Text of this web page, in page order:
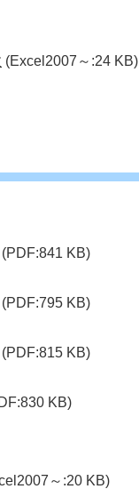
(Excel2007～:24 KB)
(PDF:841 KB)
(PDF:795 KB)
(PDF:815 KB)
KB)
～:20 KB)